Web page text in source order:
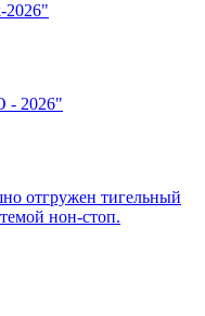
2026"
- 2026"
отгружен тигельный
нон-стоп.